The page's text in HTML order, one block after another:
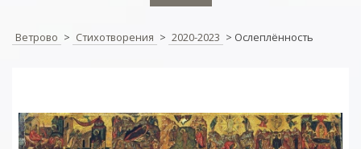
Ветрово > Стихотворения > 2020-2023 > Ослеплённость